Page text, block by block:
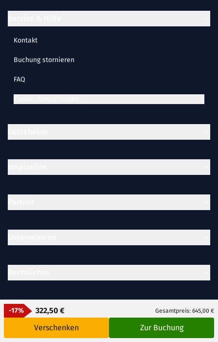
-17% 322,50 € Gesamtpreis: 645,00 €
Verschenken Zur Buchung
Kontakt
Buchung stornieren
FAQ